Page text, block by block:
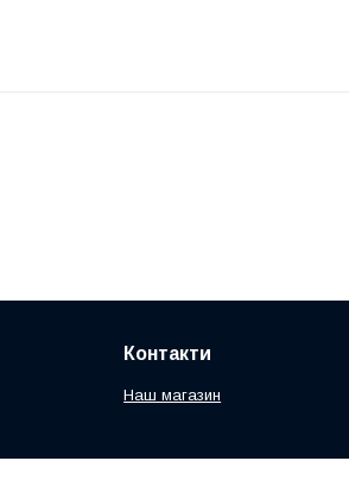
Контакти
Наш магазин